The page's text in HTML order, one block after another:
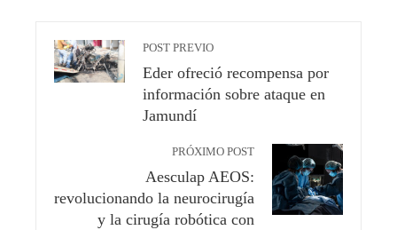
POST PREVIO
Eder ofreció recompensa por
información sobre ataque en
Jamundí
PRÓXIMO POST
Aesculap AEOS:
revolucionando la neurocirugía
y la cirugía robótica con